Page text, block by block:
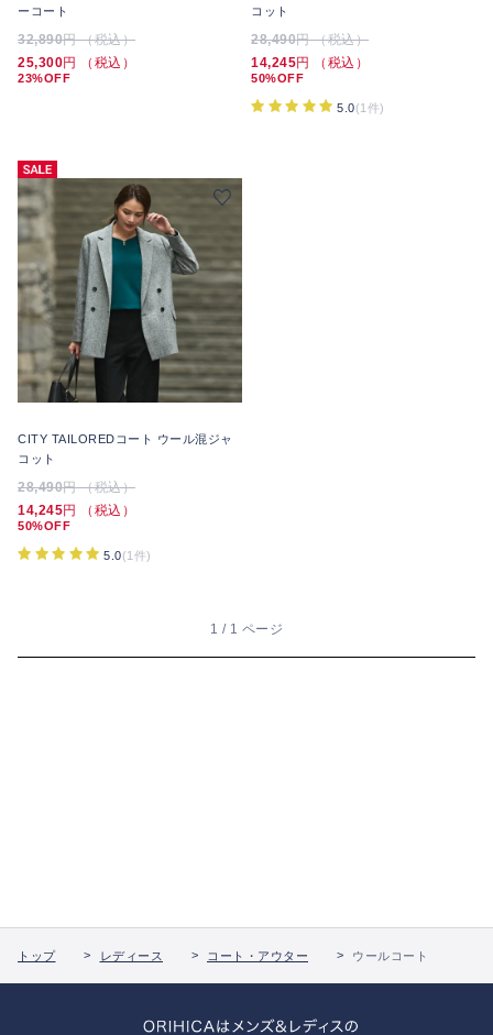
ーコート
32,890円 （税込）
25,300円 （税込）
23%OFF
コット
28,490円 （税込）
14,245円 （税込）
50%OFF
5.0(1件)
CITY TAILOREDコート ウール混ジャ
コット
28,490円 （税込）
14,245円 （税込）
50%OFF
5.0(1件)
1 / 1 ページ
トップ レディース コート・アウター ウールコート